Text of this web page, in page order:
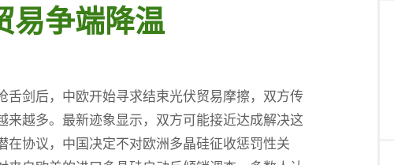
易争端降温
舌剑后，中欧开始寻求结束光伏贸易摩擦，双方传
来越多。最新迹象显示，双方可能接近达成解决这
在协议，中国决定不对欧洲多晶硅征收惩罚性关